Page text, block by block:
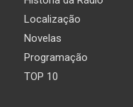
Localização
Novelas
Programação
TOP 10